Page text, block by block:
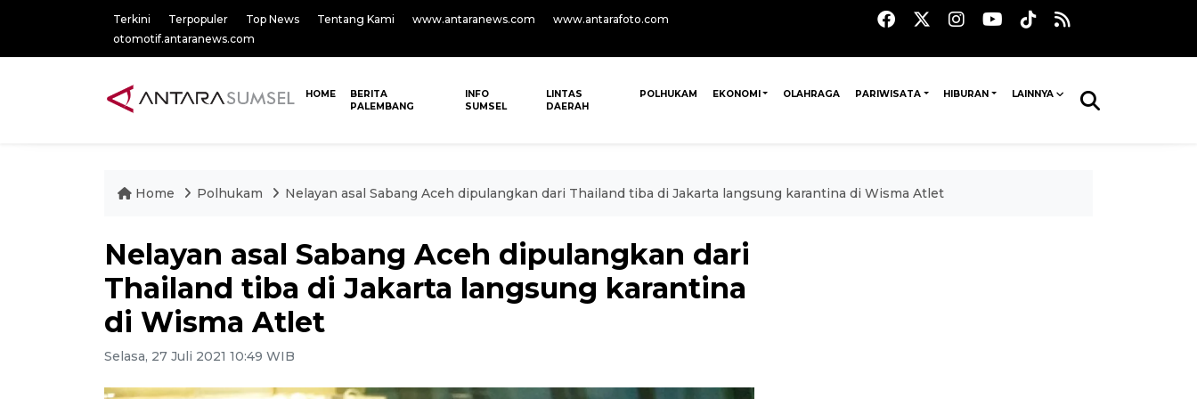
Terkini Terpopuler Top News Tentang Kami www.antaranews.com
www.antarafoto.com
otomotif.antaranews.com
HOME
BERITA
PALEMBANG
INFO
SUMSEL
LINTAS
DAERAH
POLHUKAM EKONOMI OLAHRAGA PARIWISATA HIBURAN LAINNYA
Home Polhukam Nelayan asal Sabang Aceh dipulangkan dari Thailand tiba di Jakarta langsung karantina di Wisma Atlet
Nelayan asal Sabang Aceh dipulangkan dari
Thailand tiba di Jakarta langsung karantina
di Wisma Atlet
Selasa, 27 Juli 2021 10:49 WIB